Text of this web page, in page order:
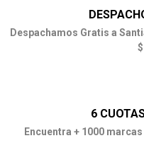
Despachamos Gratis a
6
Encuentra + 1000